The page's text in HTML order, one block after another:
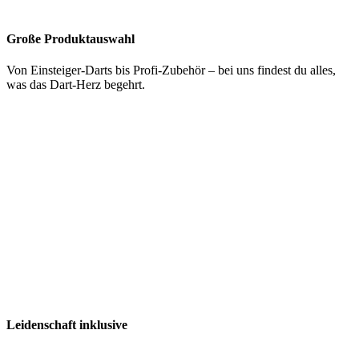
Große Produktauswahl
Von Einsteiger-Darts bis Profi-Zubehör – bei uns findest du alles,
was das Dart-Herz begehrt.
Leidenschaft inklusive